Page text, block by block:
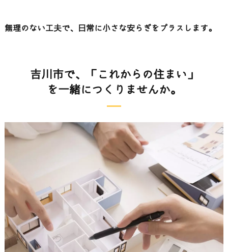
無理のない工夫で、日常に小さな安らぎをプラスします。
吉川市で、「これからの住まい」
を一緒につくりませんか。